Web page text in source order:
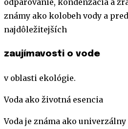
odparovanie, kondenzácia a
známy ako kolobeh vody a
najdôležitejších
zaujímavosti o vode
v oblasti ekológie.
Voda ako životná esencia
Voda je známa ako